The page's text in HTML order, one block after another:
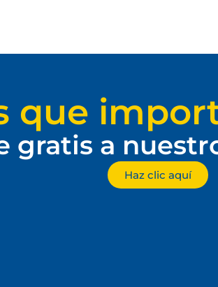
que
gratis a
Haz clic aquí